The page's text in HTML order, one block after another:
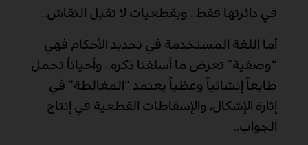
في دائرتها فقط.. وبقطعيات لا تقبل النقاش..
أما اللغة المستخدمة في تحديد الأحكام فهي
“وصفية” تعرض ما أسلفنا ذكره.. وأحياناً تحمل
طابعاً إنشائياً وعظياً يعتمد “المغالطة” في
إثارة الإشكال، والإسقاطات القطعية في إنتاج
الجواب..